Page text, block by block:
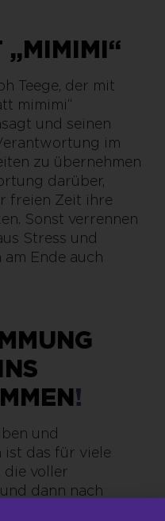
„MIMIMI“
Teege, der mit
mimimi“
und seinen
im
zu übernehmen
darüber,
freien Zeit ihre
Sonst verrennen
Stress und
Ende auch
!
und
ist das für viele
die voller
dann nach